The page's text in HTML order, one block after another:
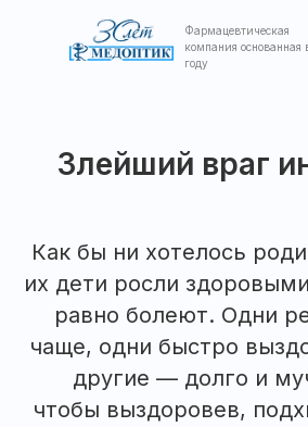
Фармацевтическая
компания основанная
году
Злейший враг
Как бы ни хотелось
их дети росли
равно болеют. Одни
чаще, одни быстро
другие — долго и
чтобы выздоровев,